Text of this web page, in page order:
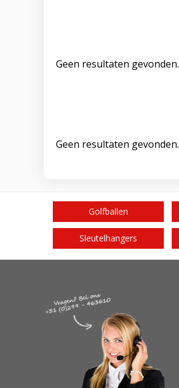
Geen resultaten gevonden.
Geen resultaten gevonden.
Golfballen
Sleutelhangers